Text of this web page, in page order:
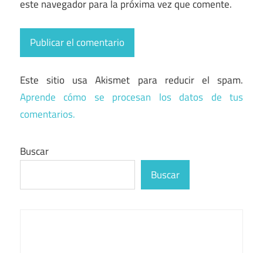
este navegador para la próxima vez que comente.
Este sitio usa Akismet para reducir el spam.
Aprende cómo se procesan los datos de tus
comentarios.
Buscar
Buscar